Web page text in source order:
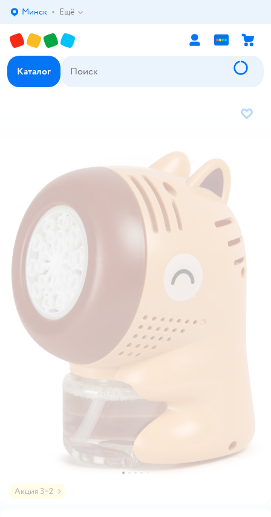
Выбор адреса доставки.
Минск Ещё
Каталог
В
Акция 3=2